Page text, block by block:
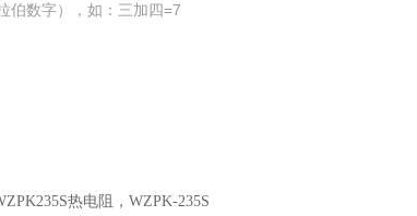
伯数字），如：三加四=7
热电阻，WZPK-235S